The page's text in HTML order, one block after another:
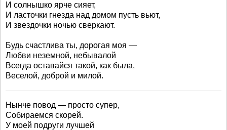
И солнышко ярче сияет,
И ласточки гнезда над домом пусть вьют,
И звездочки ночью сверкают.
Будь счастлива ты, дорогая моя —
Любви неземной, небывалой
Всегда оставайся такой, как была,
Веселой, доброй и милой.
Нынче повод — просто супер,
Собираемся скорей.
У моей подруги лучшей